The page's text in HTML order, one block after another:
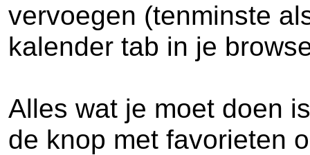
vervoegen (tenminste
kalender tab in je
Alles wat je moet doen
de knop met favorieten